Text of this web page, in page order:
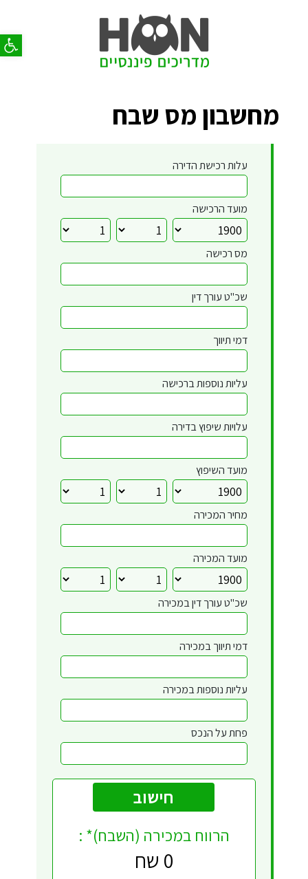
פתח
מחשבון מס שבח
עלות רכישת הדירה
מועד הרכישה
מס רכישה
שכ"ט עורך דין
דמי תיווך
עליות נוספות ברכישה
עלויות שיפוץ בדירה
מועד השיפוץ
מחיר המכירה
מועד המכירה
שכ"ט עורך דין במכירה
דמי תיווך במכירה
עליות נוספות במכירה
פחת על הנכס
הרווח במכירה (השבח)* :
0 שח